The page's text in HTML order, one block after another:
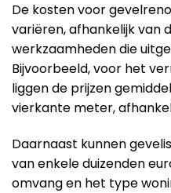
De kosten voor
variëren, afhankelijk van
werkzaamheden die
Bijvoorbeeld, voor het
liggen de prijzen
vierkante meter,
Daarnaast kunnen
van enkele duizenden
omvang en het type